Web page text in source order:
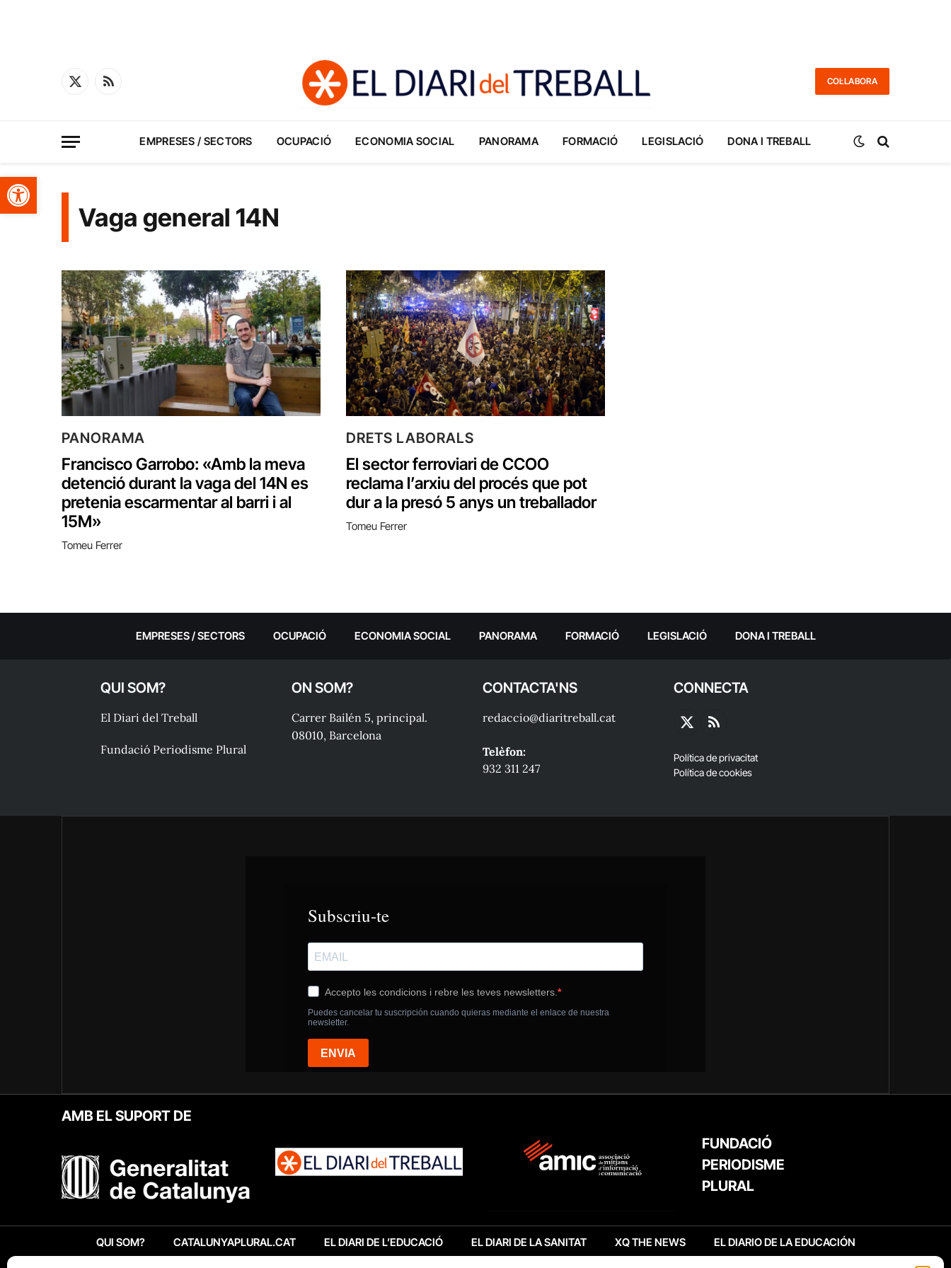
Obre la barra d'eines
X
RSS
COL·LABORA
EMPRESES / SECTORS OCUPACIÓ ECONOMIA SOCIAL PANORAMA FORMACIÓ LEGISLACIÓ DONA I TREBALL
Vaga general 14N
PANORAMA
Francisco Garrobo: «Amb la meva
detenció durant la vaga del 14N es
pretenia escarmentar al barri i al
15M»
Tomeu Ferrer
DRETS LABORALS
El sector ferroviari de CCOO
reclama l’arxiu del procés que pot
dur a la presó 5 anys un treballador
Tomeu Ferrer
EMPRESES / SECTORS OCUPACIÓ ECONOMIA SOCIAL PANORAMA FORMACIÓ LEGISLACIÓ DONA I TREBALL
QUI SOM?
El Diari del Treball
Fundació Periodisme Plural
ON SOM?
Carrer Bailén 5, principal.
08010, Barcelona
CONTACTA'NS
redaccio@diaritreball.cat
Telèfon:
932 311 247
CONNECTA
X
RSS
Política de privacitat
Política de cookies
AMB EL SUPORT DE
FUNDACIÓ
PERIODISME
PLURAL
QUI SOM? CATALUNYAPLURAL.CAT EL DIARI DE L’EDUCACIÓ EL DIARI DE LA SANITAT XQ THE NEWS EL DIARIO DE LA EDUCACIÓN